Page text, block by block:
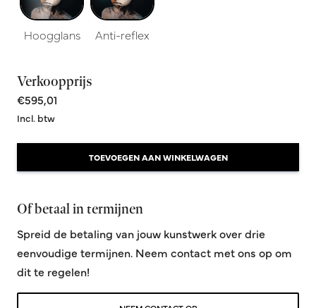
Hoogglans Anti-reflex
Verkoopprijs
€595,01
Incl. btw
TOEVOEGEN AAN WINKELWAGEN
Of betaal in termijnen
Spreid de betaling van jouw kunstwerk over drie
eenvoudige termijnen. Neem contact met ons op om
dit te regelen!